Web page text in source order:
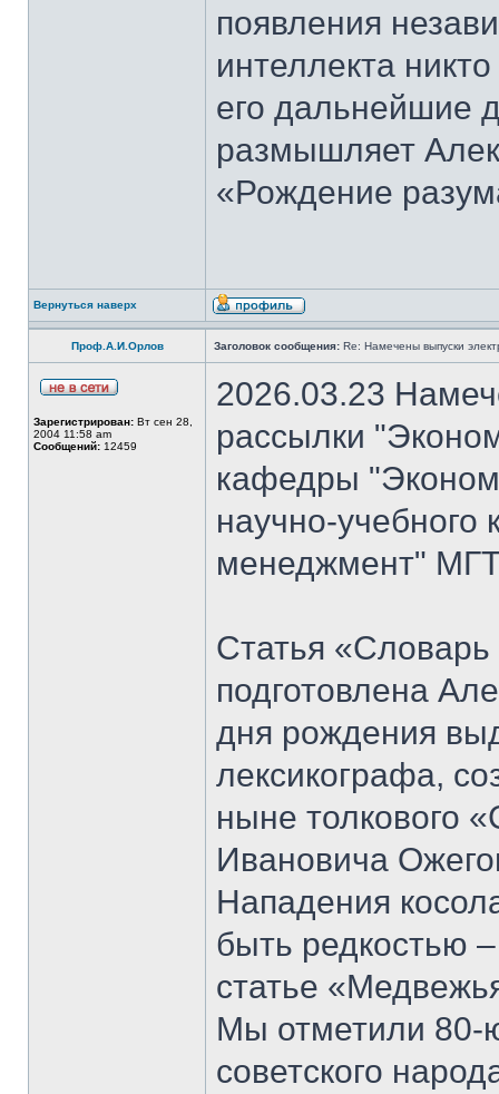
появления
интеллекта
его дальнейшие
размышляет
«Рождение
Вернуться наверх
Проф.А.И.Орлов Заголовок сообщения: Re: Намечены выпуски
Зарегистрирован: Вт сен 28,
2004 11:58 am
Сообщений: 12459
2026.03.23
рассылки
кафедры
научно-
менеджмент"
Статья
подготовлена
дня рождения
лексикографа,
ныне толкового
Ивановича
Нападения
быть редкостью
статье
Мы отметили 80-
советского